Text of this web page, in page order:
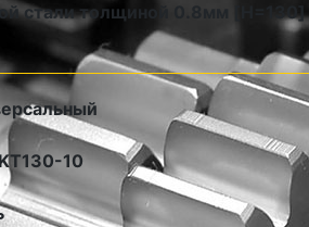
стали толщиной 0.8мм [H=130]
10